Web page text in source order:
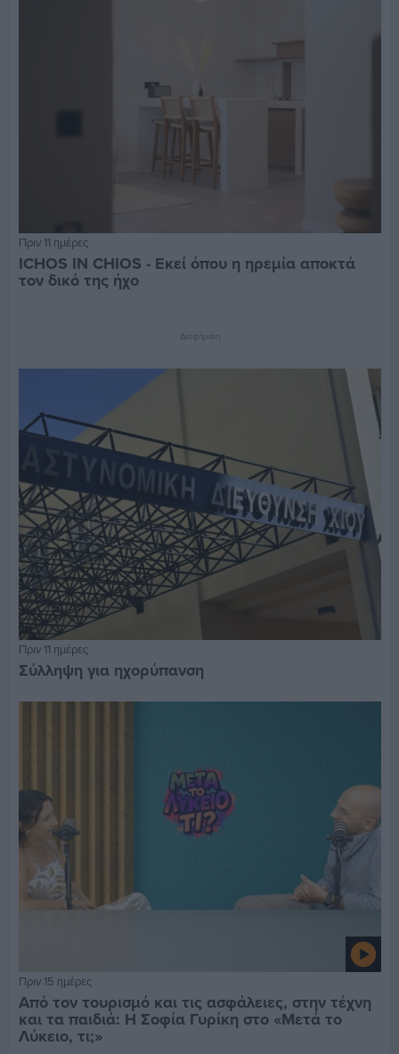
Πριν 11 ημέρες
ICHOS IN CHIOS - Εκεί όπου η ηρεμία αποκτά
τον δικό της ήχο
Διαφήμιση
Πριν 11 ημέρες
Σύλληψη για ηχορύπανση
Πριν 15 ημέρες
Από τον τουρισμό και τις ασφάλειες, στην τέχνη
και τα παιδιά: Η Σοφία Γυρίκη στο «Μετά το
Λύκειο, τι;»